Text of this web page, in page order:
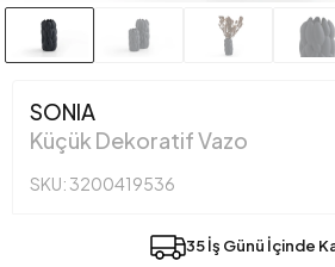
SONIA
Küçük Dekoratif Vazo
SKU: 3200419536
35 İş Günü İçinde